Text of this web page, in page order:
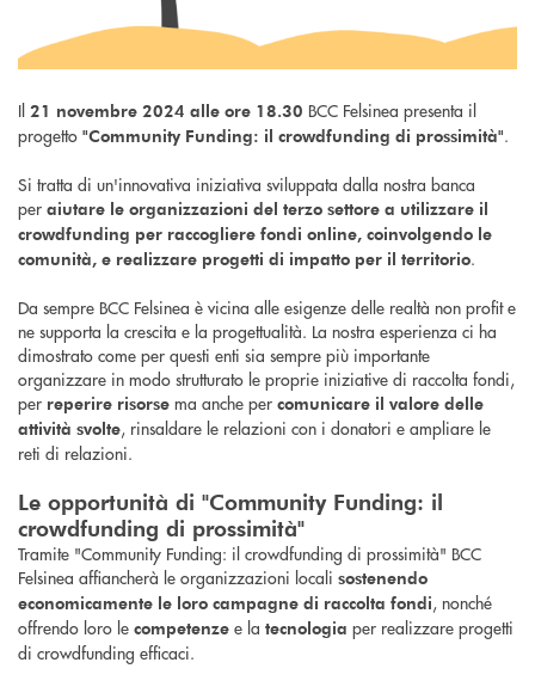
Il 21 novembre 2024 alle ore 18.30 BCC Felsinea presenta il
progetto "Community Funding: il crowdfunding di prossimità".
Si tratta di un'innovativa iniziativa sviluppata dalla nostra banca
per aiutare le organizzazioni del terzo settore a utilizzare il
crowdfunding per raccogliere fondi online, coinvolgendo le
comunità, e realizzare progetti di impatto per il territorio.
Da sempre BCC Felsinea è vicina alle esigenze delle realtà non profit e
ne supporta la crescita e la progettualità. La nostra esperienza ci ha
dimostrato come per questi enti sia sempre più importante
organizzare in modo strutturato le proprie iniziative di raccolta fondi,
per reperire risorse ma anche per comunicare il valore delle
attività svolte, rinsaldare le relazioni con i donatori e ampliare le
reti di relazioni.
Le opportunità di "Community Funding: il
crowdfunding di prossimità"
Tramite "Community Funding: il crowdfunding di prossimità" BCC
Felsinea affiancherà le organizzazioni locali sostenendo
economicamente le loro campagne di raccolta fondi, nonché
offrendo loro le competenze e la tecnologia per realizzare progetti
di crowdfunding efficaci.